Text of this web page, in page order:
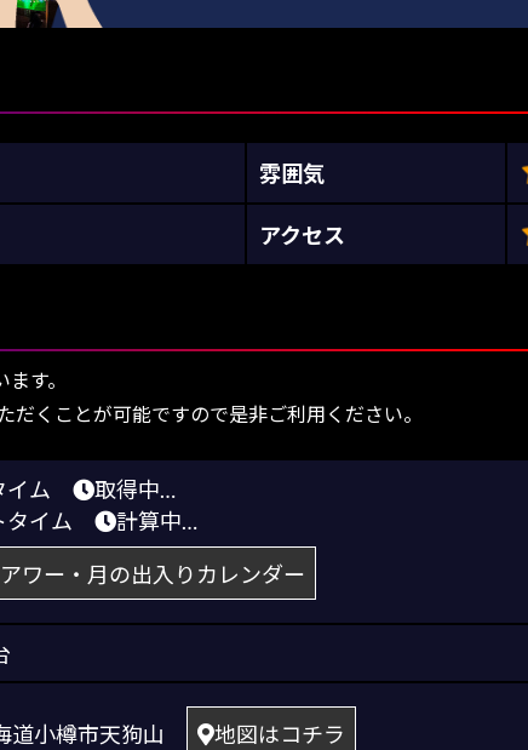
雰囲気
アクセス
す。
だくことが可能ですので是非ご利用ください。
イム
取得中…
タイム
計算中…
ワー・月の出入りカレンダー
道小樽市天狗山 地図はコチラ